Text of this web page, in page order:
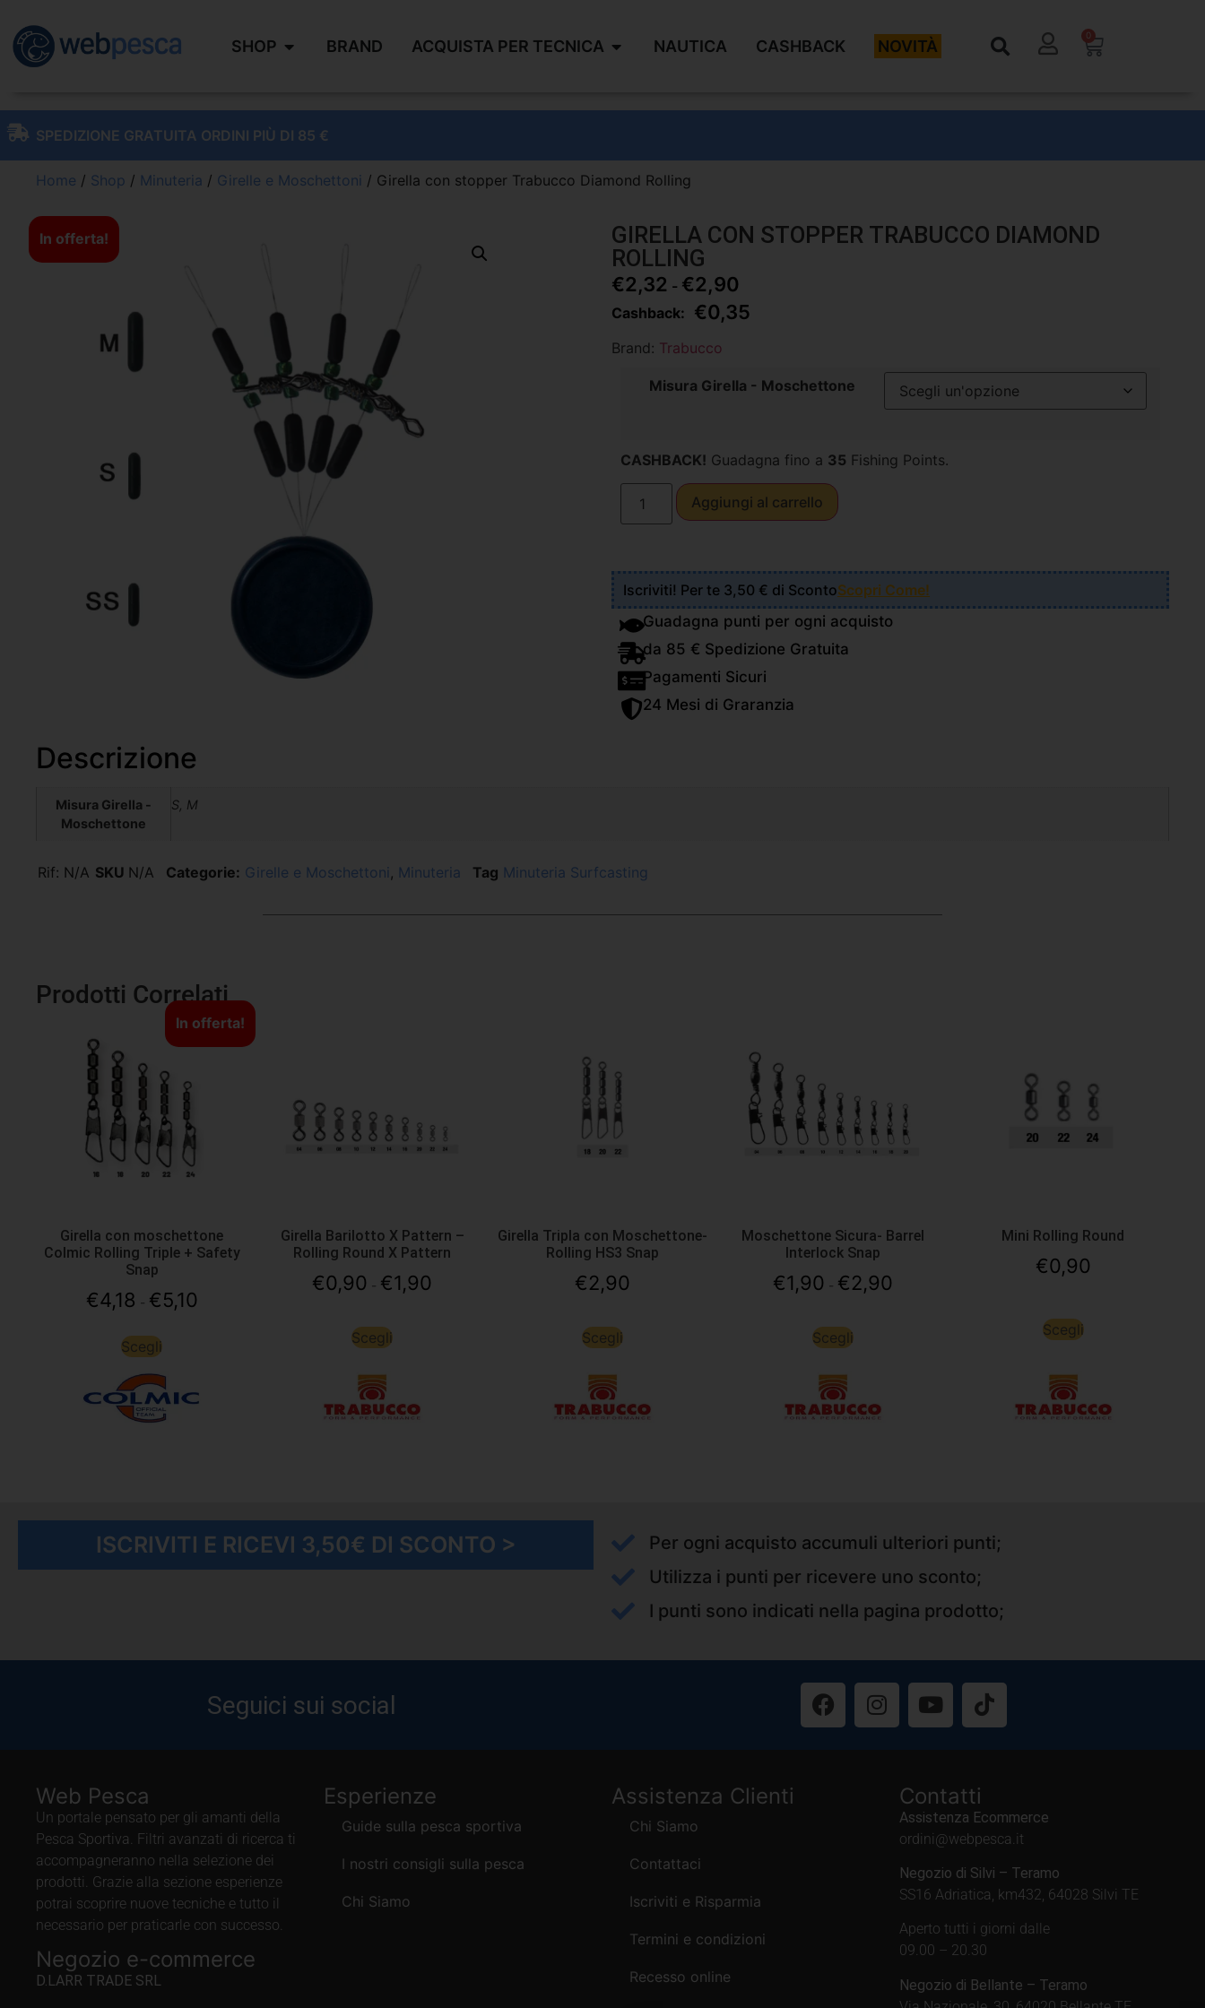
SHOP BRAND ACQUISTA PER TECNICA NAUTICA CASHBACK NOVITÀ
0
SPEDIZIONE GRATUITA ORDINI PIÙ DI 85 €
Home / Shop / Minuteria / Girelle e Moschettoni / Girella con stopper Trabucco Diamond Rolling
In offerta!
GIRELLA CON STOPPER TRABUCCO DIAMOND
ROLLING
€2,32 - €2,90
Cashback: €0,35
Brand: Trabucco
Misura Girella - Moschettone
CASHBACK! Guadagna fino a 35 Fishing Points.
Aggiungi al carrello
Iscriviti! Per te 3,50 € di ScontoScopri Come!
Guadagna punti per ogni acquisto
da 85 € Spedizione Gratuita
Pagamenti Sicuri
24 Mesi di Graranzia
Descrizione
Misura Girella -
Moschettone
S, M
Rif: N/A SKU N/A Categorie: Girelle e Moschettoni , Minuteria Tag Minuteria Surfcasting
Prodotti Correlati
In offerta!
Girella con moschettone
Colmic Rolling Triple + Safety
Snap
€4,18 - €5,10
Scegli
Girella Barilotto X Pattern –
Rolling Round X Pattern
€0,90 - €1,90
Scegli
Girella Tripla con Moschettone-
Rolling HS3 Snap
€2,90
Scegli
Moschettone Sicura- Barrel
Interlock Snap
€1,90 - €2,90
Scegli
Mini Rolling Round
€0,90
Scegli
ISCRIVITI E RICEVI 3,50€ DI SCONTO >
Per ogni acquisto accumuli ulteriori punti;
Utilizza i punti per ricevere uno sconto;
I punti sono indicati nella pagina prodotto;
Seguici sui social
Web Pesca
Un portale pensato per gli amanti della
Pesca Sportiva. Filtri avanzati di ricerca ti
accompagneranno nella selezione dei
prodotti. Grazie alla sezione esperienze
potrai scoprire nuove tecniche e tutto il
necessario per praticarle con successo.
Negozio e-commerce
D.LARR TRADE SRL
Esperienze
Guide sulla pesca sportiva
I nostri consigli sulla pesca
Chi Siamo
Assistenza Clienti
Chi Siamo
Contattaci
Iscriviti e Risparmia
Termini e condizioni
Recesso online
Contatti
Assistenza Ecommerce
ordini@webpesca.it
Negozio di Silvi – Teramo
SS16 Adriatica, km432, 64028 Silvi TE
Aperto tutti i giorni dalle
09.00 – 20.30
Negozio di Bellante – Teramo